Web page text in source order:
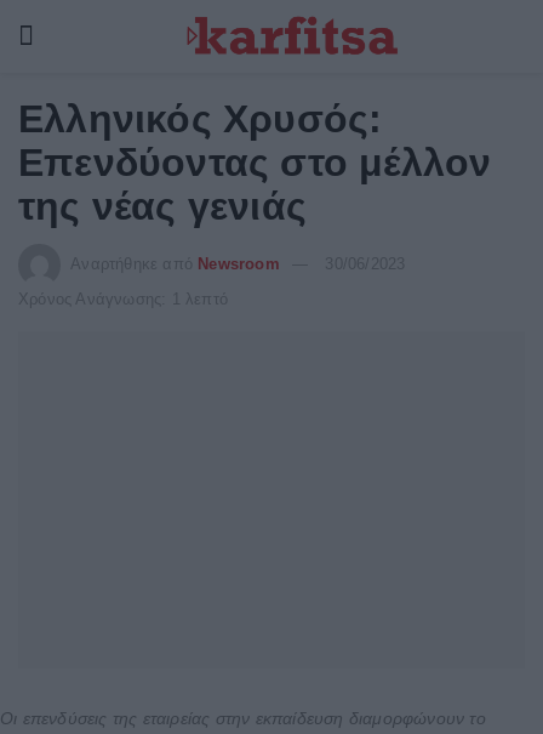
Ελληνικός Χρυσός:
Επενδύοντας στο μέλλον
της νέας γενιάς
Αναρτήθηκε από Newsroom
30/06/2023
Χρόνος Ανάγνωσης: 1 λεπτό
Oι επενδύσεις της εταιρείας στην εκπαίδευση διαμορφώνουν το